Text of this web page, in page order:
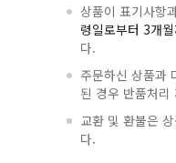
상품이 표기사항
령일로부터 3개
다.
주문하신 상품과
된 경우 반품처리
교환 및 환불은
다.